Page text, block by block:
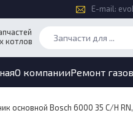
E-mail:
котлов
О компанииРемонт
основной Bosch 6000 35 C/H